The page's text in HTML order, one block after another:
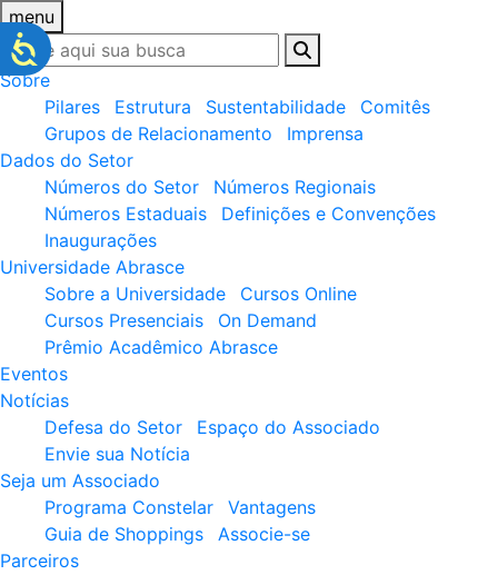
menu
Sobre
Pilares
Estrutura Sustentabilidade
Comitês
Grupos de Relacionamento
Imprensa
Dados do Setor
Números do Setor
Números Regionais
Números Estaduais
Definições e Convenções
Inaugurações
Universidade Abrasce
Sobre a Universidade
Cursos Online
Cursos Presenciais
On Demand
Prêmio Acadêmico Abrasce
Eventos
Notícias
Defesa do Setor
Espaço do Associado
Envie sua Notícia
Seja um Associado
Programa Constelar
Vantagens
Guia de Shoppings
Associe-se
Parceiros